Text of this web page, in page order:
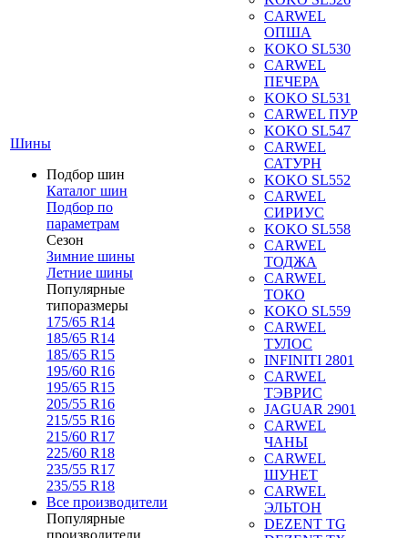
Шины
Подбор шин
Каталог шин
Подбор по
параметрам
Сезон
Зимние шины
Летние шины
Популярные
типоразмеры
175/65 R14
185/65 R14
185/65 R15
195/60 R16
195/65 R15
205/55 R16
215/55 R16
215/60 R17
225/60 R18
235/55 R17
235/55 R18
Все производители
Популярные
производители
CARWEL
ОПША
KOKO SL530
CARWEL
ПЕЧЕРА
KOKO SL531
CARWEL ПУР
KOKO SL547
CARWEL
САТУРН
KOKO SL552
CARWEL
СИРИУС
KOKO SL558
CARWEL
ТОДЖА
CARWEL
ТОКО
KOKO SL559
CARWEL
ТУЛОС
INFINITI 2801
CARWEL
ТЭВРИС
JAGUAR 2901
CARWEL
ЧАНЫ
CARWEL
ШУНЕТ
CARWEL
ЭЛЬТОН
DEZENT TG